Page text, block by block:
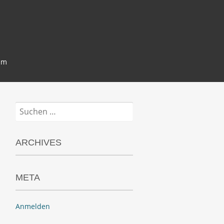
Suchen
nach:
ARCHIVES
META
Anmelden